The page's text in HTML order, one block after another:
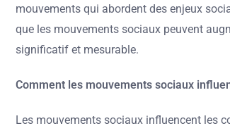
mouvements qui abordent des enjeux
que les mouvements sociaux peuvent
significatif et mesurable.
Comment les mouvements sociaux
Les mouvements sociaux influencent les